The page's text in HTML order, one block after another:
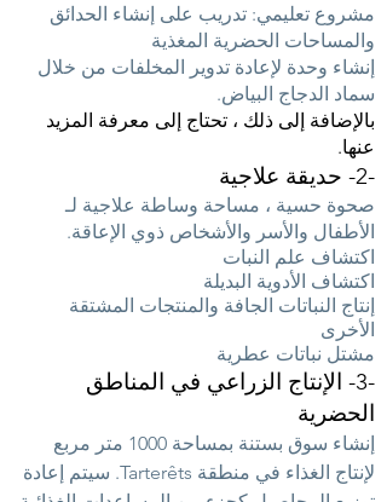
مشروع تعليمي: تدريب على إنشاء الحدائق
والمساحات الحضرية المغذية
إنشاء وحدة لإعادة تدوير المخلفات من خلال
سماد الدجاج البياض.
بالإضافة إلى ذلك ، تحتاج إلى معرفة المزيد
عنها.
-2- حديقة علاجية
صحوة حسية ، مساحة وساطة علاجية لـ
الأطفال والأسر والأشخاص ذوي الإعاقة.
اكتشاف علم النبات
اكتشاف الأدوية البديلة
إنتاج النباتات الجافة والمنتجات المشتقة
الأخرى
مشتل نباتات عطرية
-3- الإنتاج الزراعي في المناطق
الحضرية
إنشاء سوق بستنة بمساحة 1000 متر مربع
لإنتاج الغذاء في منطقة Tarterêts. سيتم إعادة